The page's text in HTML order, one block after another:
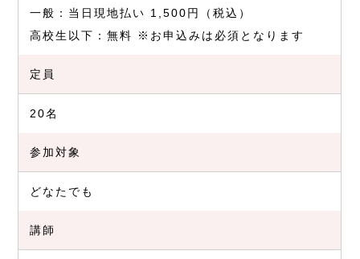
一般：当日現地払い 1,500円（税込） ​
高校生以下：無料 ※お申込みは必須となります
定員
20名
参加対象
どなたでも
講師